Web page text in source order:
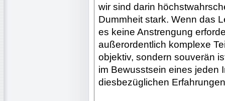
wir sind darin
Dummheit stark. Wenn das
es keine Anstrengung
außerordentlich komplexe
objektiv, sondern souverän
im Bewusstsein eines jeden
diesbezüglichen